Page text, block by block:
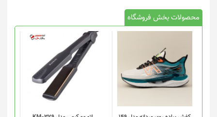
محصولات بخش فروشگاه
محصول
دارای
انواع
مختلفی
باشد.